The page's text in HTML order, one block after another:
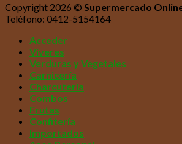
Copyright 2026 © Supermercado
Teléfono: 0412-5154164
Acceder
Víveres
Verduras y Vegetales
Carnicería
Charcutería
Combos
Frutas
Confitería
Importados